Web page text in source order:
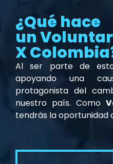
¿Qué hace
un
X
Al ser parte de
apoyando una
protagonista del
nuestro país. Como
tendrás la oportunidad